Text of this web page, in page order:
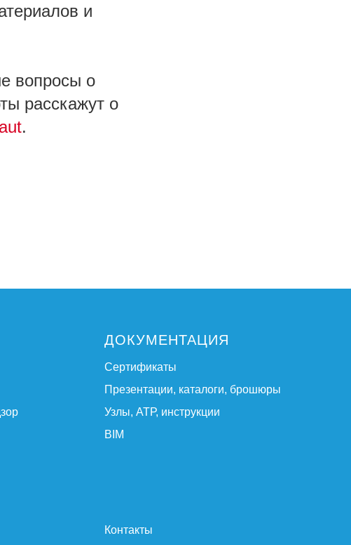
и
вопросы о
расскажут о
.
ДОКУМЕНТАЦИЯ
Сертификаты
Презентации, каталоги, брошюры
Узлы, АТР, инструкции
BIM
Контакты